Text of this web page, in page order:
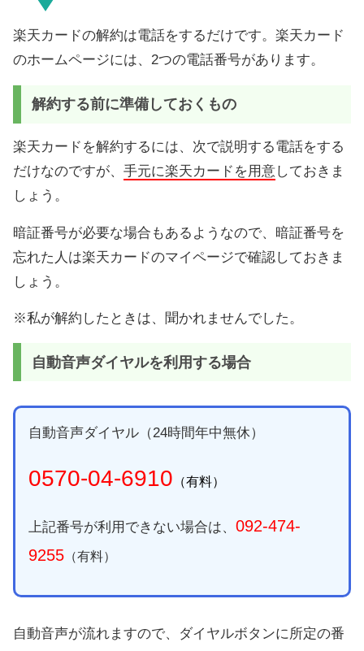
楽天カードの解約は電話をするだけです。楽天カード
のホームページには、2つの電話番号があります。
解約する前に準備しておくもの
楽天カードを解約するには、次で説明する電話をする
だけなのですが、 手元に楽天カードを用意しておきま
しょう。
暗証番号が必要な場合もあるようなので、暗証番号を
忘れた人は楽天カードのマイページで確認しておきま
しょう。
※私が解約したときは、聞かれませんでした。
自動音声ダイヤルを利用する場合
自動音声ダイヤル（24時間年中無休）
0570-04-6910 （有料）
上記番号が利用できない場合は、 092-474-
9255 （有料）
自動音声が流れますので、ダイヤルボタンに所定の番